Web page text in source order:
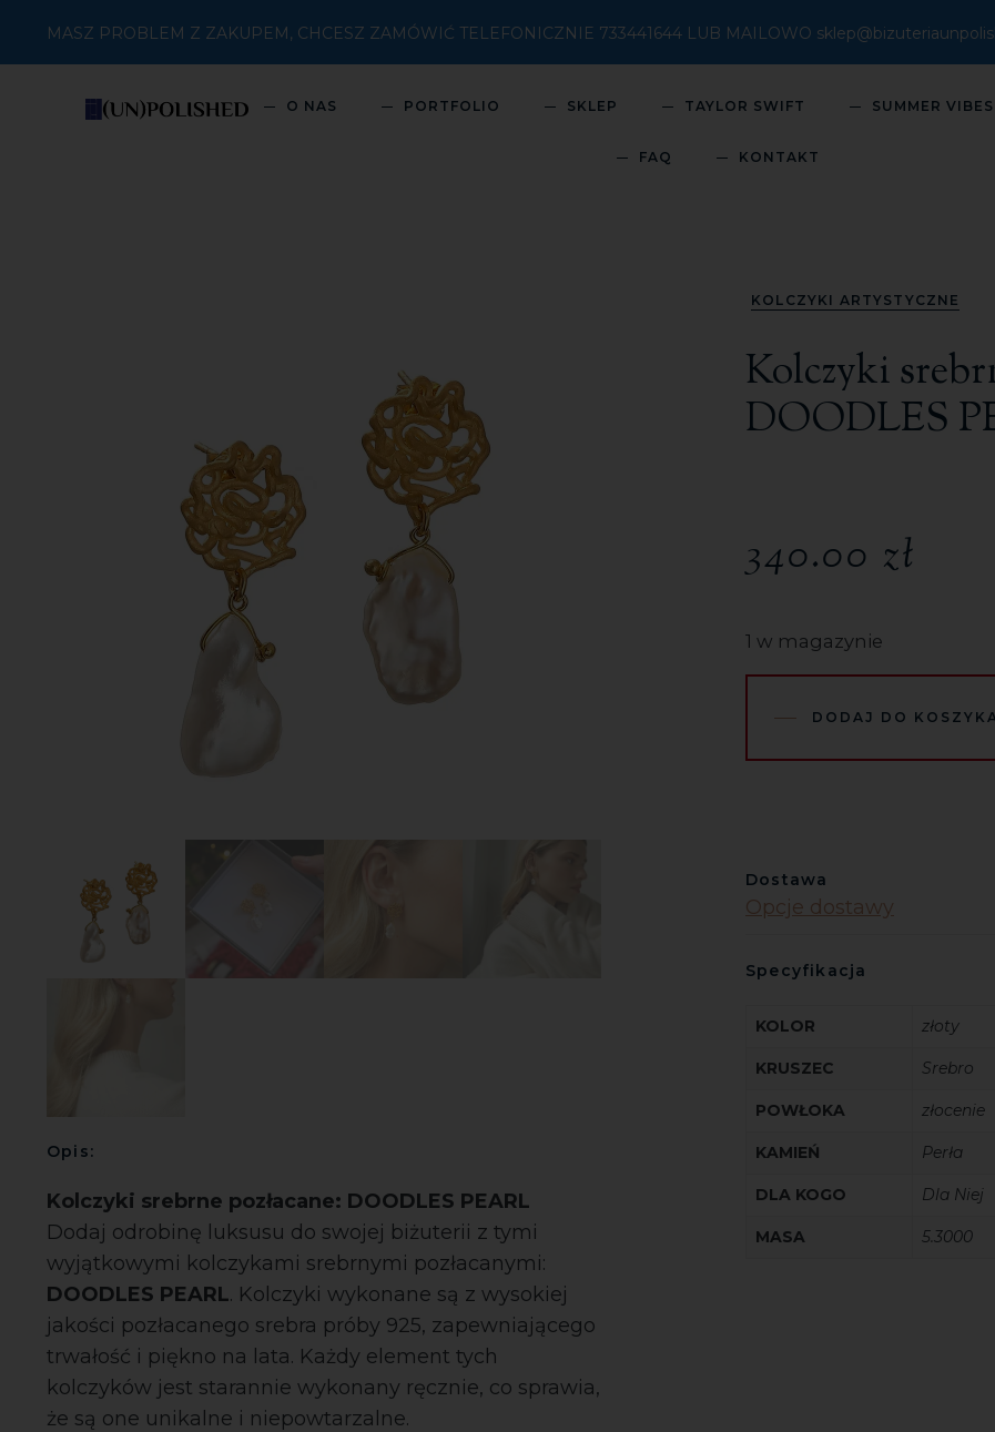
MASZ PROBLEM Z ZAKUPEM, CHCESZ ZAMÓWIĆ TELEFONICZNIE 733441644 LUB MAILOWO
O NAS PORTFOLIO SKLEP TAYLOR SWIFT SUMMER VIBES
FAQ KONTAKT
Opis:
Kolczyki srebrne pozłacane: DOODLES PEARL
Dodaj odrobinę luksusu do swojej biżuterii z tymi
wyjątkowymi kolczykami srebrnymi pozłacanymi:
DOODLES PEARL. Kolczyki wykonane są z wysokiej
jakości pozłacanego srebra próby 925, zapewniającego
trwałość i piękno na lata. Każdy element tych
kolczyków jest starannie wykonany ręcznie, co sprawia,
że są one unikalne i niepowtarzalne.
KOLCZYKI ARTYSTYCZNE
Kolczyki
DOODLES
340.00 zł
1 w magazynie
DODAJ DO
Dostawa
Opcje dostawy
Specyfikacja
KOLOR złoty
KRUSZEC Srebro
POWŁOKA złocenie
KAMIEŃ Perła
DLA KOGO Dla Niej
MASA 5.3000